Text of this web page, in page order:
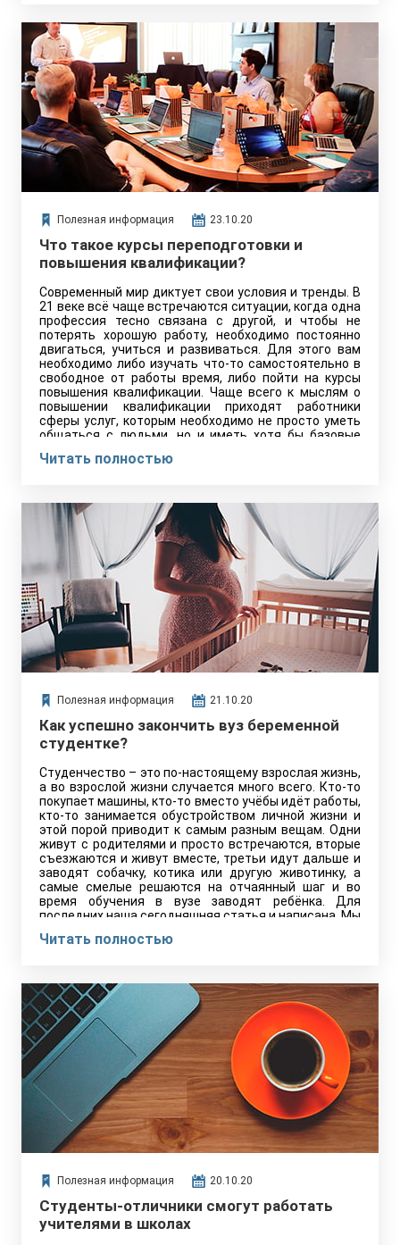
Полезная информация 23.10.20
Что такое курсы переподготовки и
повышения квалификации?
Современный мир диктует свои условия и тренды. В
21 веке всё чаще встречаются ситуации, когда одна
профессия тесно связана с другой, и чтобы не
потерять хорошую работу, необходимо постоянно
двигаться, учиться и развиваться. Для этого вам
необходимо либо изучать что-то самостоятельно в
свободное от работы время, либо пойти на курсы
повышения квалификации. Чаще всего к мыслям о
повышении квалификации приходят работники
сферы услуг, которым необходимо не просто уметь
общаться с людьми, но и иметь хотя бы базовые
технической поддержки в банках и у интернет-
пойдут на пользу!
Читать полностью
Полезная информация 21.10.20
Как успешно закончить вуз беременной
студентке?
Студенчество – это по-настоящему взрослая жизнь,
а во взрослой жизни случается много всего. Кто-то
покупает машины, кто-то вместо учёбы идёт работы,
кто-то занимается обустройством личной жизни и
этой порой приводит к самым разным вещам. Одни
живут с родителями и просто встречаются, вторые
съезжаются и живут вместе, третьи идут дальше и
заводят собачку, котика или другую животинку, а
самые смелые решаются на отчаянный шаг и во
время обучения в вузе заводят ребёнка. Для
последних наша сегодняшняя статья и написана. Мы
есть ли поблажки для беременных студенток и что
Читать полностью
Полезная информация 20.10.20
Студенты-отличники смогут работать
учителями в школах